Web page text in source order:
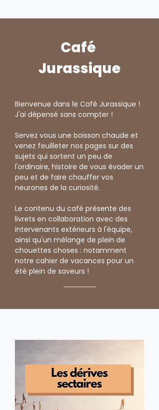
Café
Jurassique
Bienvenue dans le Café Jurassique !
J'ai dépensé sans compter !
Servez vous une boisson chaude et
venez feuilleter nos pages sur des
sujets qui sortent un peu de
l'ordinaire, histoire de vous évader un
peu et de faire chauffer vos
neurones de la curiosité.
Le contenu du café présente des
livrets en collaboration avec des
intervenants extérieurs à l'équipe,
ainsi qu'un mélange de plein de
chouettes choses : notamment
notre cahier de vacances pour un
été plein de saveurs !